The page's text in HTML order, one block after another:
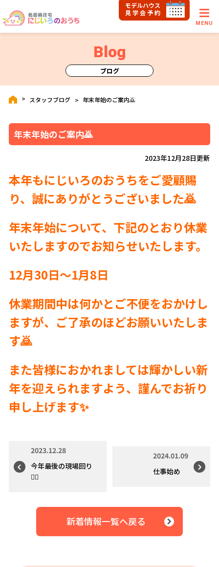
モデルハウス
見学会予約
MENU
ブログ
Blog
スタッフブログ 年末年始のご案内🙇
年末年始のご案内🙇
2023年12月28日更新
本年もにじいろのおうちをご愛顧賜
り、誠にありがとうございました🙇
年末年始について、下記のとおり休業
いたしますのでお知らせいたします。
12月30日〜1月8日
休業期間中は何かとご不便をおかけし
ますが、ご了承のほどお願いいたしま
す🙇
また皆様におかれましては輝かしい新
年を迎えられますよう、謹んでお祈り
申し上げます✨
2023.12.28
今年最後の現場回り
👷‍♂️
2024.01.09
仕事始め
新着情報一覧へ戻る